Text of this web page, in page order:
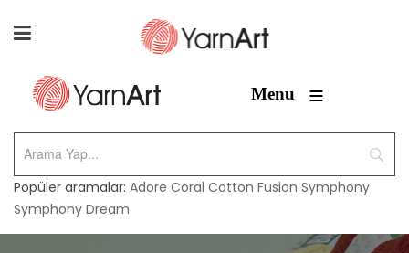
Menu ≡
Popüler aramalar: Adore Coral Cotton Fusion Symphony
Symphony Dream